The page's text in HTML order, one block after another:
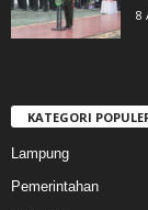
8
KATEGORI
Lampung
Pemerintahan